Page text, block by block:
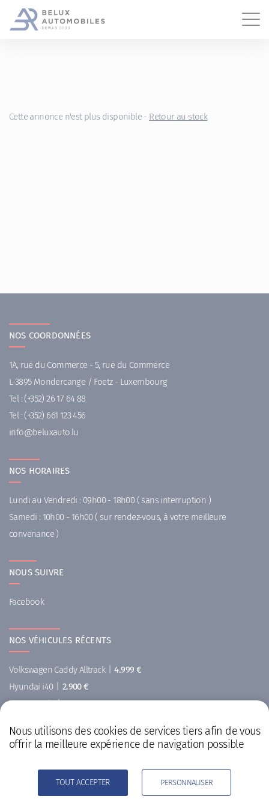
Cette annonce n'est plus disponible - Retour au stock
NOS COORDONNÉES
1A, rue du Commerce - 5, rue du Commerce
L-3895 Mondercange / Foetz - Luxembourg
Tel : (+352) 26 17 64 88
Tel : (+352) 661 123 456
ul.otuax
uleb@of
ni
NOS HORAIRES
Lundi au Vendredi : 09h00 - 18h00 ( sans interruption )
Samedi : 10h00 - 16h00 ( sur rendez-vous, à votre meilleure
convenance )
NOUS SUIVRE
Facebook
NOS VÉHICULES RÉCENTS
Volkswagen Caddy Alltrack
4.999 €
Hyundai i40
2.900 €
Toyota Auris | 10.900 €
Citroën C4 | 500 €
Gestion des cookies
Nous utilisons des cookies de services tiers afin de vous
offrir la meilleure expérience de navigation possible
TOUT ACCEPTER PERSONNALISER